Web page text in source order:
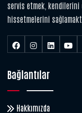
servis etmek,
hissetmelerini
Bağlantılar
Hakkımızda